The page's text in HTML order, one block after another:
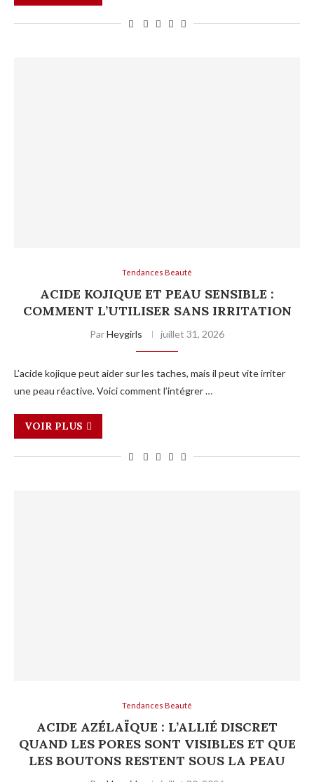
Tendances Beauté
ACIDE KOJIQUE ET PEAU SENSIBLE :
COMMENT L’UTILISER SANS IRRITATION
ParHeygirls juillet 31, 2026
L’acide kojique peut aider sur les taches, mais il peut vite irriter
une peau réactive. Voici comment l’intégrer …
VOIR PLUS
Tendances Beauté
ACIDE AZÉLAÏQUE : L’ALLIÉ DISCRET
QUAND LES PORES SONT VISIBLES ET QUE
LES BOUTONS RESTENT SOUS LA PEAU